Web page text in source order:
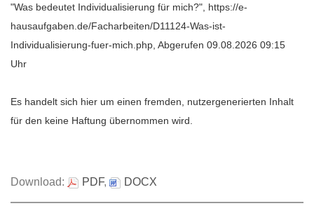
"Was bedeutet Individualisierung für mich?", https://e-
hausaufgaben.de/Facharbeiten/D11124-Was-ist-
Individualisierung-fuer-mich.php, Abgerufen 09.08.2026 09:15
Uhr
Es handelt sich hier um einen fremden, nutzergenerierten Inhalt
für den keine Haftung übernommen wird.
Download: PDF, DOCX